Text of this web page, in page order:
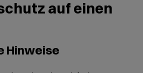
auf einen
Hinweise